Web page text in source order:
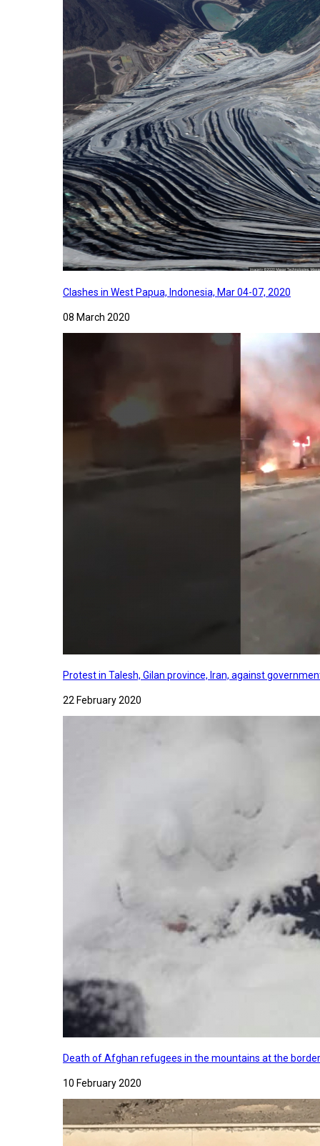
Clashes in West Papua, Indonesia, Mar 04-07, 2020
08 March 2020
Protest in Talesh, Gilan province, Iran, against
22 February 2020
Death of Afghan refugees in the mountains at the
10 February 2020